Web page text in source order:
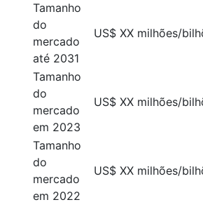
Tamanho
do
mercado
até 2031
US$ XX milhões/
Tamanho
do
mercado
em 2023
US$ XX milhões/
Tamanho
do
mercado
em 2022
US$ XX milhões/